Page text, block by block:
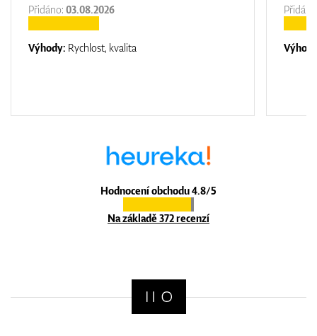
Hodnocení obchodu 4.8/5
Na základě 372 recenzí
Přidáno: 03.08.2026
Výhody: Rychlost, kvalita